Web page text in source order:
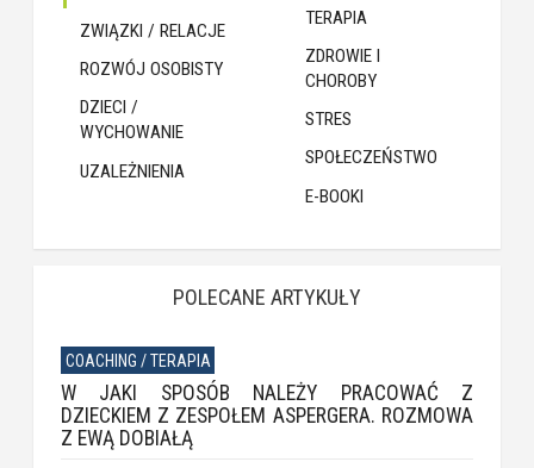
ZWIĄZKI / RELACJE
ROZWÓJ OSOBISTY
DZIECI /
WYCHOWANIE
UZALEŻNIENIA
TERAPIA
ZDROWIE I
CHOROBY
STRES
SPOŁECZEŃSTWO
E-BOOKI
POLECANE ARTYKUŁY
COACHING / TERAPIA
W JAKI SPOSÓB NALEŻY PRACOWAĆ Z
DZIECKIEM Z ZESPOŁEM ASPERGERA. ROZMOWA
Z EWĄ DOBIAŁĄ